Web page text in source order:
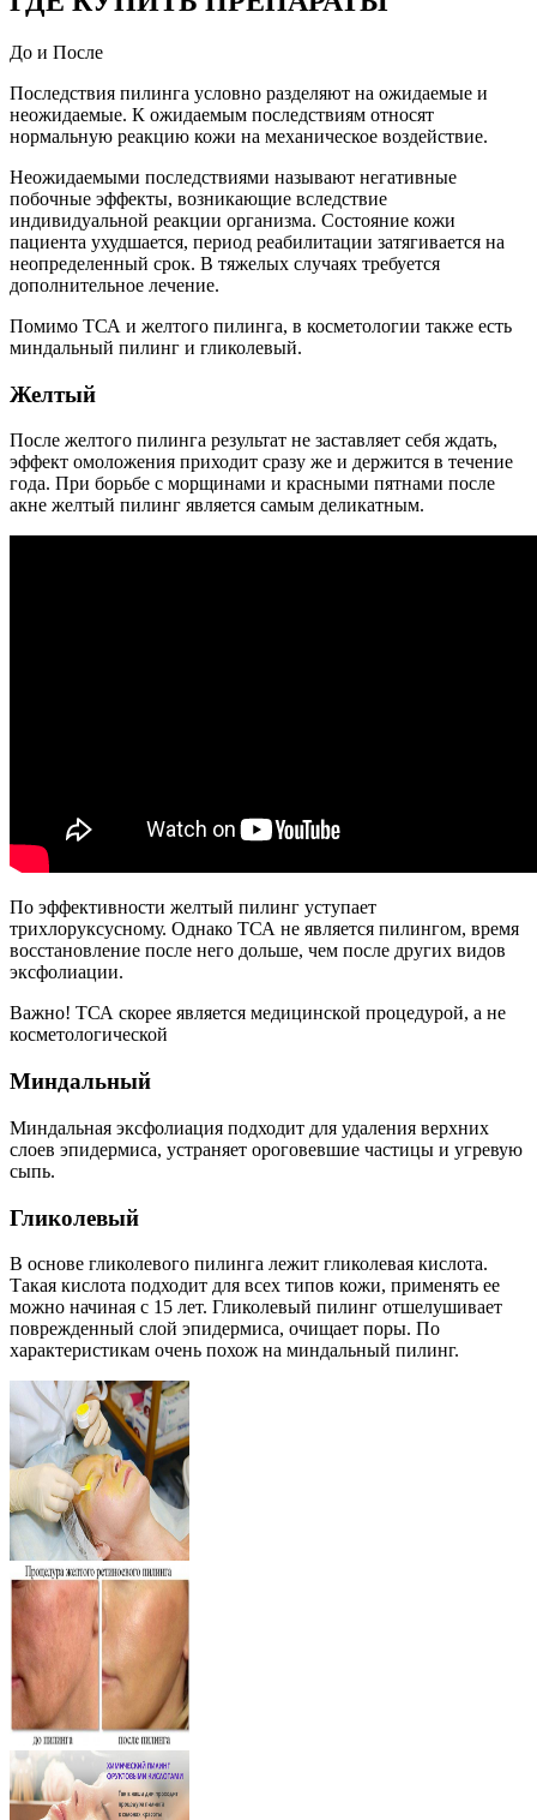
До и После
Последствия пилинга условно разделяют на ожидаемые и
неожидаемые. К ожидаемым последствиям относят
нормальную реакцию кожи на механическое воздействие.
Неожидаемыми последствиями называют негативные
побочные эффекты, возникающие вследствие
индивидуальной реакции организма. Состояние кожи
пациента ухудшается, период реабилитации затягивается на
неопределенный срок. В тяжелых случаях требуется
дополнительное лечение.
Помимо ТСА и желтого пилинга, в косметологии также есть
миндальный пилинг и гликолевый.
Желтый
После желтого пилинга результат не заставляет себя ждать,
эффект омоложения приходит сразу же и держится в течение
года. При борьбе с морщинами и красными пятнами после
акне желтый пилинг является самым деликатным.
По эффективности желтый пилинг уступает
трихлоруксусному. Однако ТСА не является пилингом, время
восстановление после него дольше, чем после других видов
эксфолиации.
Важно! ТСА скорее является медицинской процедурой, а не
косметологической
Миндальный
Миндальная эксфолиация подходит для удаления верхних
слоев эпидермиса, устраняет ороговевшие частицы и угревую
сыпь.
Гликолевый
В основе гликолевого пилинга лежит гликолевая кислота.
Такая кислота подходит для всех типов кожи, применять ее
можно начиная с 15 лет. Гликолевый пилинг отшелушивает
поврежденный слой эпидермиса, очищает поры. По
характеристикам очень похож на миндальный пилинг.